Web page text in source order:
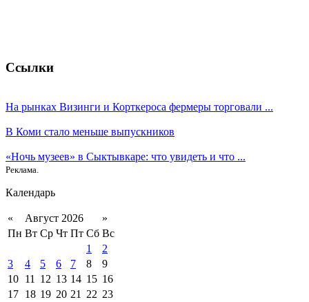
Ссылки
На рынках Визинги и Корткероса фермеры торговали ...
В Коми стало меньше выпускников
«Ночь музеев» в Сыктывкаре: что увидеть и что ...
Реклама.
Календарь
« Август 2026
»
Пн Вт Ср Чт Пт Сб Вс
1
2
3
4 5 6 7 8
9
10 11 12 13 14 15 16
17 18 19 20 21 22 23